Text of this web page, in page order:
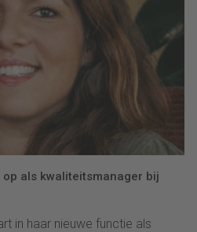
als kwaliteitsmanager bij
in haar nieuwe functie als